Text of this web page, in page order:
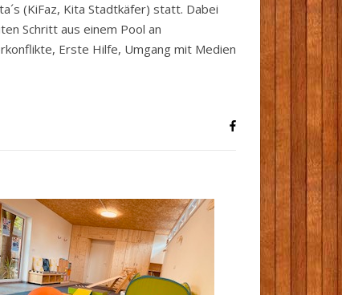
(KiFaz, Kita Stadtkäfer) statt. Dabei
Schritt aus einem Pool an
Erste Hilfe, Umgang mit Medien